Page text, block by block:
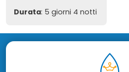
Durata: 5 giorni 4 notti